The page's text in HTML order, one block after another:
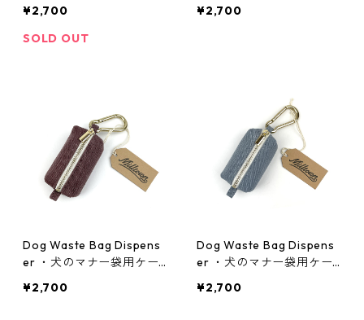
¥2,700
SOLD OUT
¥2,700
Dog Waste Bag Dispens
er ・犬のマナー袋用ケー
¥2,700
Dog Waste Bag Dispens
er ・犬のマナー袋用ケー
¥2,700